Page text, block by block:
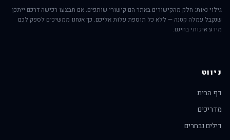
גילוי נאות: חלק מהקישורים באתר הם קישורי שותפים. אם תבצעו רכישה דרכם ייתכן
שנקבל עמלה קטנה — ללא כל תוספת עלות אליכם. כך אנחנו ממשיכים לספק לכם
מידע איכותי בחינם.
ניווט
דף הבית
מדריכים
דילים נבחרים